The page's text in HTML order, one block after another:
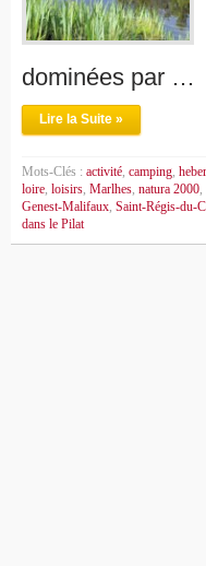
dominées par …
Lire la Suite »
Mots-Clés : activité camping
loire loisirs Marlhes natura 2000
Genest-Malifaux Saint-Régis-du-
dans le Pilat